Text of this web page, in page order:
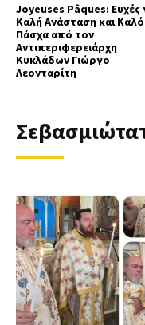
Joyeuses Pâques: Ευχές
Καλή Ανάσταση και Καλό
Πάσχα από τον
Αντιπεριφερειάρχη
Κυκλάδων Γιώργο
Λεονταρίτη